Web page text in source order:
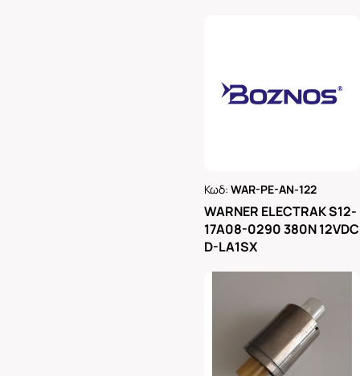
Κωδ:WAR-PE-AN-122
WARNER ELECTRAK S12-
17A08-0290 380N 12VDC
D-LA1SX